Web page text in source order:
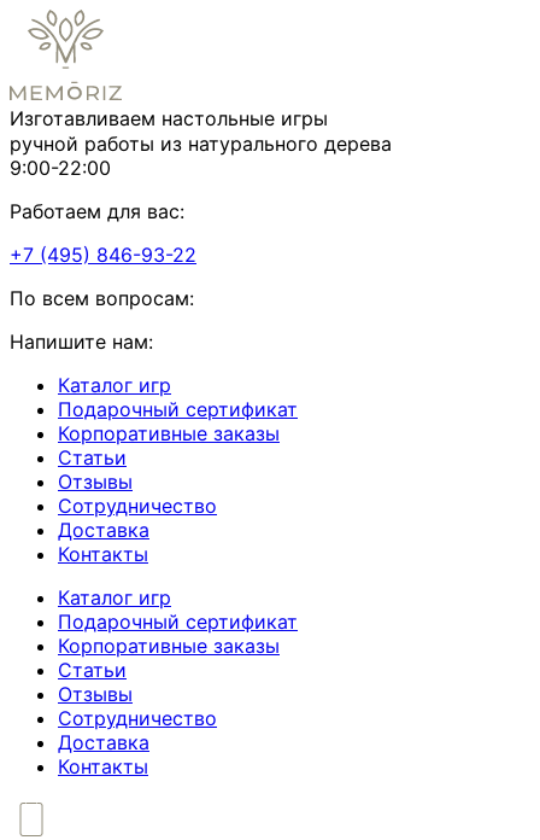
Изготавливаем настольные игры
ручной работы из натурального дерева
9:00-22:00
Работаем для вас:
+7 (495) 846-93-22
По всем вопросам:
Напишите нам:
Каталог игр
Подарочный сертификат
Корпоративные заказы
Статьи
Отзывы
Сотрудничество
Доставка
Контакты
Каталог игр
Подарочный сертификат
Корпоративные заказы
Статьи
Отзывы
Сотрудничество
Доставка
Контакты